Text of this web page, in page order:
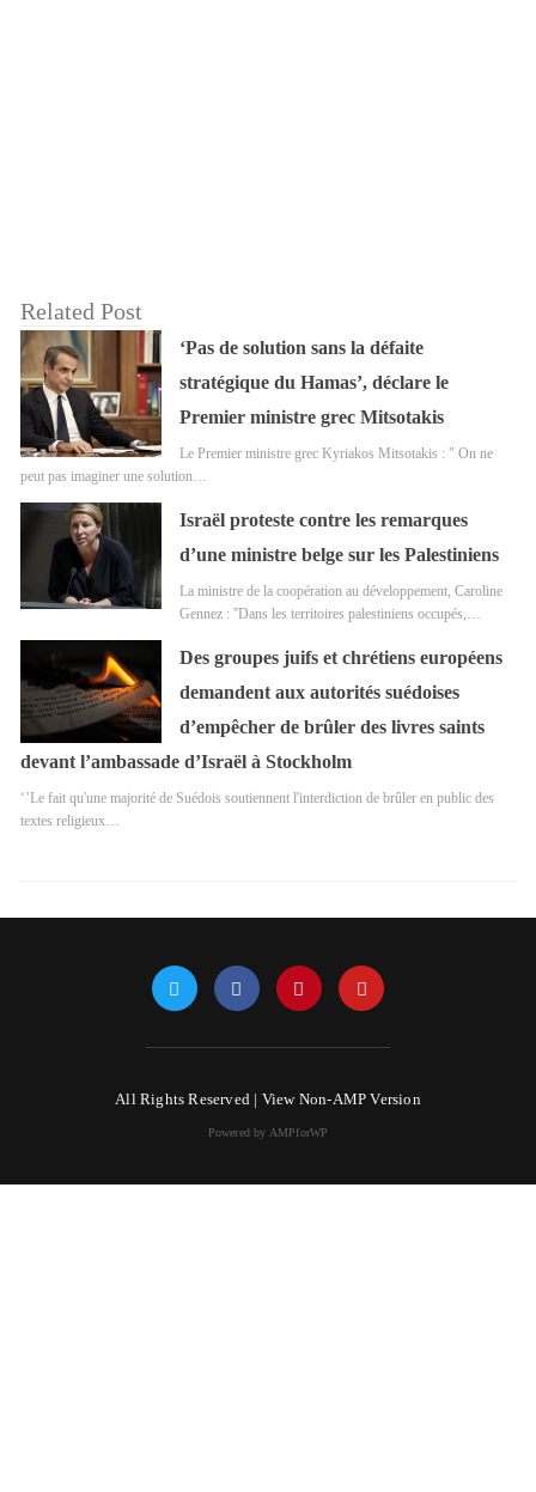
Related Post
‘Pas de solution sans la défaite
stratégique du Hamas’, déclare le
Premier ministre grec Mitsotakis
Le Premier ministre grec Kyriakos Mitsotakis : " On ne
peut pas imaginer une solution…
Israël proteste contre les remarques
d’une ministre belge sur les Palestiniens
La ministre de la coopération au développement, Caroline
Gennez : ''Dans les territoires palestiniens occupés,…
Des groupes juifs et chrétiens européens
demandent aux autorités suédoises
d’empêcher de brûler des livres saints
devant l’ambassade d’Israël à Stockholm
‘’Le fait qu'une majorité de Suédois soutiennent l'interdiction de brûler en public des
textes religieux…
All Rights Reserved | View Non-AMP Version
Powered by AMPforWP